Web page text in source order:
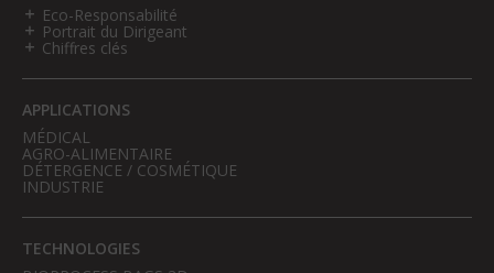
Eco-Responsabilité
Portrait du Dirigeant
Chiffres clés
APPLICATIONS
MÉDICAL
AGRO-ALIMENTAIRE
DÉTERGENCE / COSMÉTIQUE
INDUSTRIE
TECHNOLOGIES